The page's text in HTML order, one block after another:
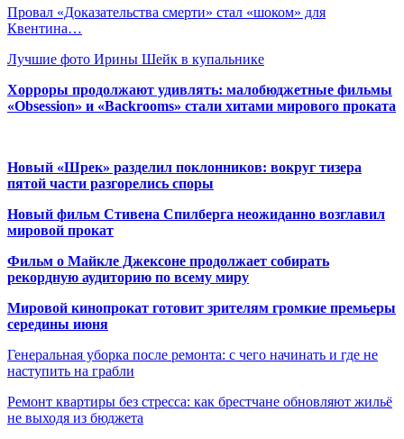
Провал «Доказательства смерти» стал «шоком» для
Квентина…
Лучшие фото Ирины Шейк в купальнике
Хорроры продолжают удивлять: малобюджетные фильмы
«Obsession» и «Backrooms» стали хитами мирового проката
Новый «Шрек» разделил поклонников: вокруг тизера
пятой части разгорелись споры
Новый фильм Стивена Спилберга неожиданно возглавил
мировой прокат
Фильм о Майкле Джексоне продолжает собирать
рекордную аудиторию по всему миру
Мировой кинопрокат готовит зрителям громкие премьеры
середины июня
Генеральная уборка после ремонта: с чего начинать и где не
наступить на грабли
Ремонт квартиры без стресса: как брестчане обновляют жильё
не выходя из бюджета